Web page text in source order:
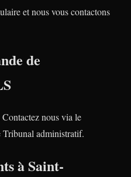
et nous vous contactons
de
nous via le
Tribunal administratif.
à Saint-